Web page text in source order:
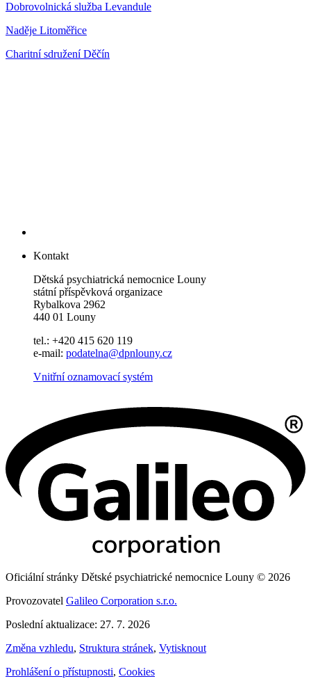
Dobrovolnická služba Levandule
Naděje Litoměřice
Charitní sdružení Děčín
Kontakt
Dětská psychiatrická nemocnice Louny
státní příspěvková organizace
Rybalkova 2962
440 01 Louny
tel.: +420 415 620 119
e-mail: podatelna@dpnlouny.cz
Vnitřní oznamovací systém
Oficiální stránky Dětské psychiatrické nemocnice Louny © 2026
Provozovatel Galileo Corporation s.r.o.
Poslední aktualizace: 27. 7. 2026
Změna vzhledu, Struktura stránek, Vytisknout
Prohlášení o přístupnosti, Cookies